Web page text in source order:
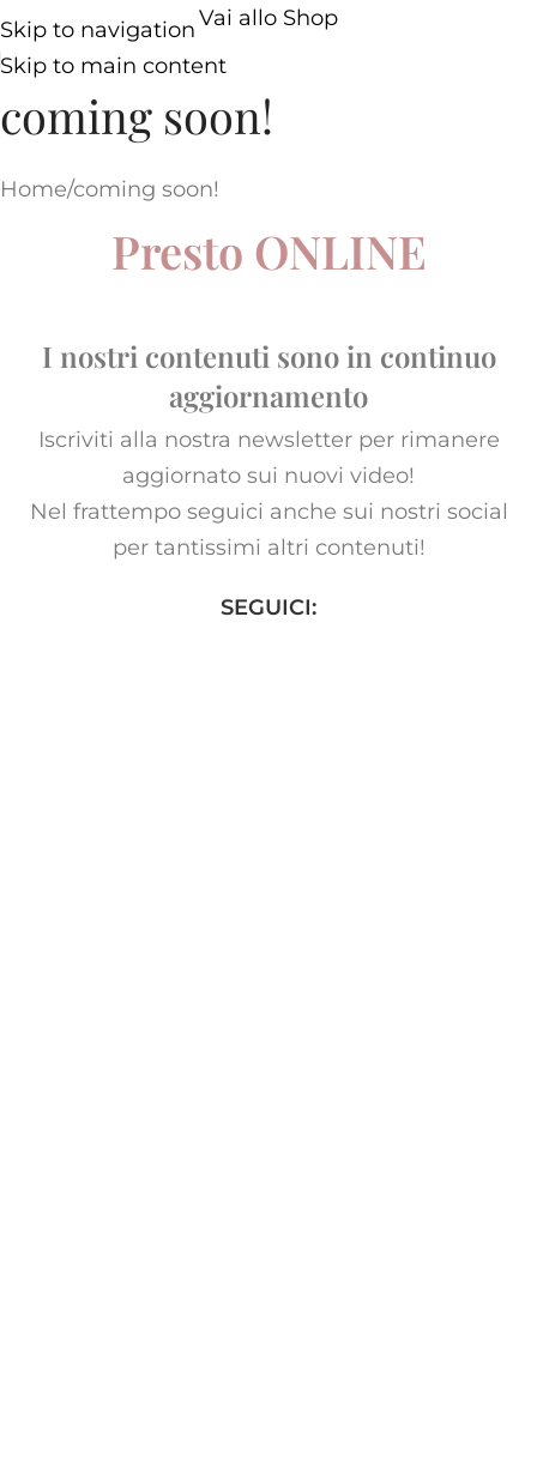
Skip to navigation
Skip to main content
Vai allo Shop
coming soon!
Home coming soon!
Presto ONLINE
I nostri contenuti sono in continuo
aggiornamento
Iscriviti alla nostra newsletter per rimanere
aggiornato sui nuovi video!
Nel frattempo seguici anche sui nostri social
per tantissimi altri contenuti!
SEGUICI: